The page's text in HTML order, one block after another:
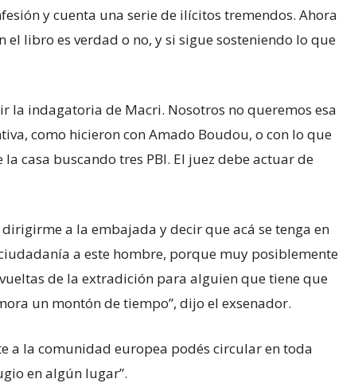
y cuenta una serie de ilícitos tremendos. Ahora
libro es verdad o no, y si sigue sosteniendo lo que
la indagatoria de Macri. Nosotros no queremos esa
como hicieron con Amado Boudou, o con lo que
casa buscando tres PBI. El juez debe actuar de
a la embajada y decir que acá se tenga en
a este hombre, porque muy posiblemente
de la extradición para alguien que tiene que
un montón de tiempo”, dijo el exsenador.
a la comunidad europea podés circular en toda
en algún lugar”.